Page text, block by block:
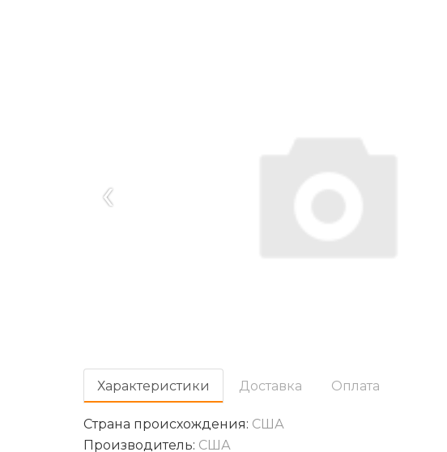
‹
Характеристики Доставка Оплата
Страна происхождения: США
Производитель: США